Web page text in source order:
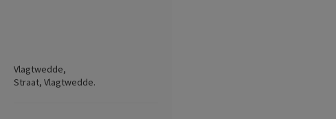
Vlagtwedde,
Straat, Vlagtwedde.